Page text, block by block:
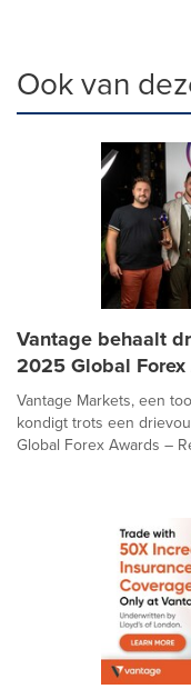
Ook van
Vantage behaalt
2025 Global
Vantage Markets, een
kondigt trots een
Global Forex Awards –